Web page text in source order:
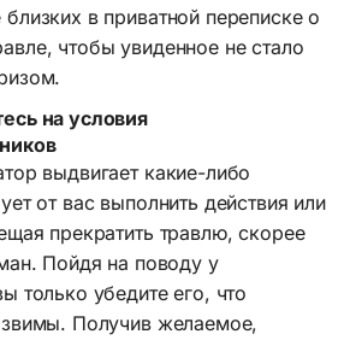
в приватной переписке о
чтобы увиденное не стало
на условия
выдвигает какие-либо
от вас выполнить действия или
прекратить травлю, скорее
Пойдя на поводу у
только убедите его, что
Получив желаемое,